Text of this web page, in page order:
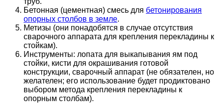
Бетонная (цементная) смесь для бетонирования
опорных столбов в земле.
Метизы (они понадобятся в случае отсутствия
сварочного аппарата для крепления перекладины к
стойкам).
Инструменты: лопата для выкапывания ям под
стойки, кисти для окрашивания готовой
конструкции, сварочный аппарат (не обязателен, но
желателен; его использование будет продиктовано
выбором метода крепления перекладины к
опорным столбам).